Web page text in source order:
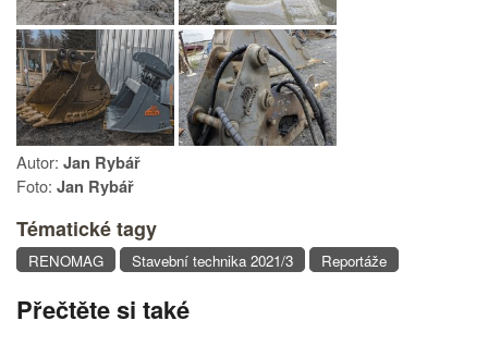
Autor: Jan Rybář
Foto: Jan Rybář
Tématické tagy
RENOMAG Stavební technika 2021/3 Reportáže
Přečtěte si také